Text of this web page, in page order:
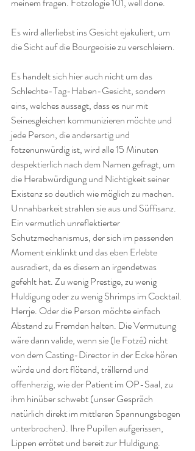
meinem fragen. Fotzologie 101, well done.
Es wird allerliebst ins Gesicht ejakuliert, um
die Sicht auf die Bourgeoisie zu verschleiern.
Es handelt sich hier auch nicht um das
Schlechte-Tag-Haben-Gesicht, sondern
eins, welches aussagt, dass es nur mit
Seinesgleichen kommunizieren möchte und
jede Person, die andersartig und
fotzenunwürdig ist, wird alle 15 Minuten
despektierlich nach dem Namen gefragt, um
die Herabwürdigung und Nichtigkeit seiner
Existenz so deutlich wie möglich zu machen.
Unnahbarkeit strahlen sie aus und Süffisanz.
Ein vermutlich unreflektierter
Schutzmechanismus, der sich im passenden
Moment einklinkt und das eben Erlebte
ausradiert, da es diesem an irgendetwas
gefehlt hat. Zu wenig Prestige, zu wenig
Huldigung oder zu wenig Shrimps im Cocktail.
Herrje. Oder die Person möchte einfach
Abstand zu Fremden halten. Die Vermutung
wäre dann valide, wenn sie (le Fotzé) nicht
von dem Casting-Director in der Ecke hören
würde und dort flötend, trällernd und
offenherzig, wie der Patient im OP-Saal, zu
ihm hinüber schwebt (unser Gespräch
natürlich direkt im mittleren Spannungsbogen
unterbrochen). Ihre Pupillen aufgerissen,
Lippen errötet und bereit zur Huldigung.